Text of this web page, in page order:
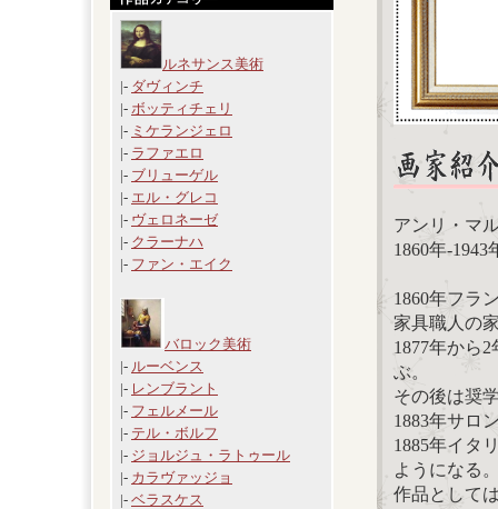
ルネサンス美術
|- ダヴィンチ
|- ボッティチェリ
|- ミケランジェロ
|- ラファエロ
|- ブリューゲル
|- エル・グレコ
|- ヴェロネーゼ
|- クラーナハ
|- ファン・エイク
バロック美術
|- ルーベンス
|- レンブラント
|- フェルメール
|- テル・ボルフ
|- ジョルジュ・ラトゥール
|- カラヴァッジョ
|- ベラスケス
アンリ・マ
1860年-
1860年フラ
家具職人の
1877年から
ぶ。
その後は奨
1883年サロ
1885年イタ
ようになる
作品として